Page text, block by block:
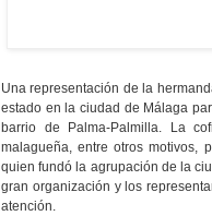
Una representación de la
estado en la ciudad de Málaga
barrio de Palma-Palmilla.
La
malagueña, entre otros motivos,
quien fundó la agrupación de la
gran organización y los
atención.